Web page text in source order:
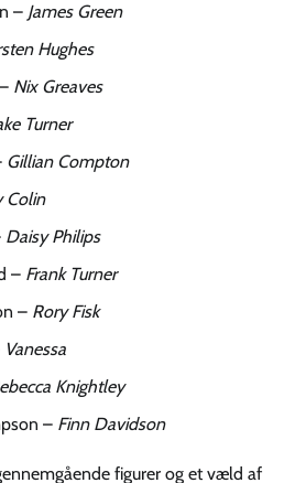
– James Green
Hughes
Nix Greaves
Turner
Gillian Compton
Colin
Daisy Philips
– Frank Turner
– Rory Fisk
Vanessa
Knightley
– Finn Davidson
figurer og et væld af